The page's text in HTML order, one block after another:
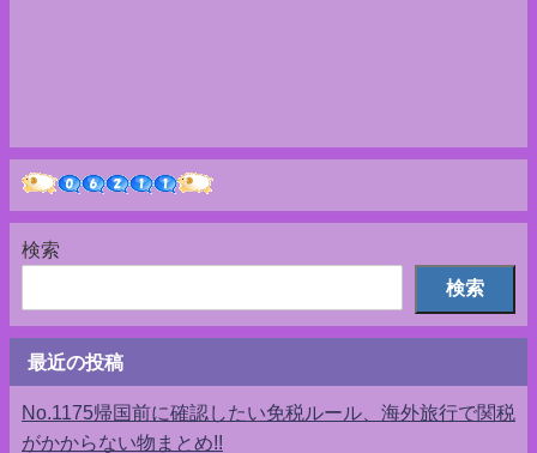
検索
検索
最近の投稿
No.1175帰国前に確認したい免税ルール、海外旅行で関税
がかからない物まとめ!!